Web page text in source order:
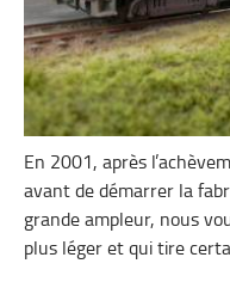
En 2001, après
avant de démarrer la
grande ampleur, nous
plus léger et qui tire